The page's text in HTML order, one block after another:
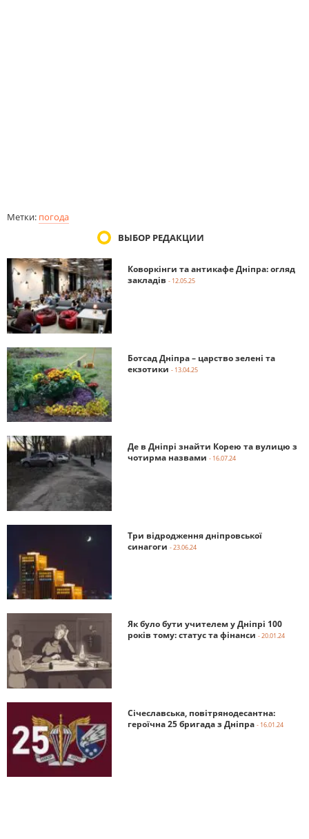
Метки: погода
ВЫБОР РЕДАКЦИИ
Коворкінги та антикафе Дніпра: огляд
закладів - 12.05.25
Ботсад Дніпра – царство зелені та
екзотики - 13.04.25
Де в Дніпрі знайти Корею та вулицю з
чотирма назвами - 16.07.24
Три відродження дніпровської
синагоги - 23.06.24
Як було бути учителем у Дніпрі 100
років тому: статус та фінанси - 20.01.24
Січеславська, повітрянодесантна:
героїчна 25 бригада з Дніпра - 16.01.24